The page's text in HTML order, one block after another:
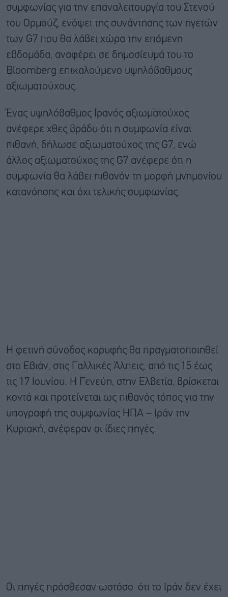
συμφωνίας για την επαναλειτουργία του Στενού
του Ορμούζ, ενόψει της συνάντησης των ηγετών
των G7 που θα λάβει χώρα την επόμενη
εβδομάδα, αναφέρει σε δημοσίευμά του το
Bloomberg επικαλούμενο υψηλόβαθμους
αξιωματούχους.
Ένας υψηλόβαθμος Ιρανός αξιωματούχος
ανέφερε χθες βράδυ ότι η συμφωνία είναι
πιθανή, δήλωσε αξιωματούχος της G7, ενώ
άλλος αξιωματούχος της G7 ανέφερε ότι η
συμφωνία θα λάβει πιθανόν τη μορφή μνημονίου
κατανόησης και όχι τελικής συμφωνίας.
Η φετινή σύνοδος κορυφής θα πραγματοποιηθεί
στο Εβιάν, στις Γαλλικές Άλπεις, από τις 15 έως
τις 17 Ιουνίου. Η Γενεύη, στην Ελβετία, βρίσκεται
κοντά και προτείνεται ως πιθανός τόπος για την
υπογραφή της συμφωνίας ΗΠΑ – Ιράν την
Κυριακή, ανέφεραν οι ίδιες πηγές.
Οι πηγές πρόσθεσαν ωστόσο ότι το Ιράν δεν έχει